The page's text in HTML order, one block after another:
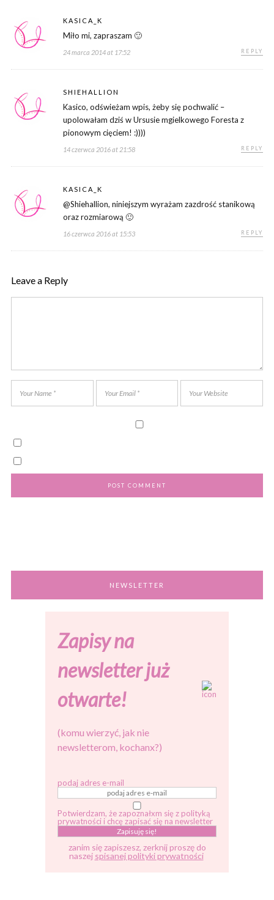
KASICA_K
Miło mi, zapraszam 🙂
24 marca 2014 at 17:52 REPLY
SHIEHALLION
Kasico, odświeżam wpis, żeby się pochwalić –
upolowałam dziś w Ursusie mgielkowego Foresta z
pionowym cięciem! :))))
14 czerwca 2016 at 21:58 REPLY
KASICA_K
@Shiehallion, niniejszym wyrażam zazdrość stanikową
oraz rozmiarową 🙂
16 czerwca 2016 at 15:53 REPLY
Leave a Reply
NEWSLETTER
Zapisy na
newsletter już
otwarte!
(komu wierzyć, jak nie
newsletterom, kochanx?)
podaj adres e-mail
Potwierdzam, że zapoznałxm się z polityką
prywatności i chcę zapisać się na newsletter
zanim się zapiszesz, zerknij proszę do
naszej spisanej polityki prywatności